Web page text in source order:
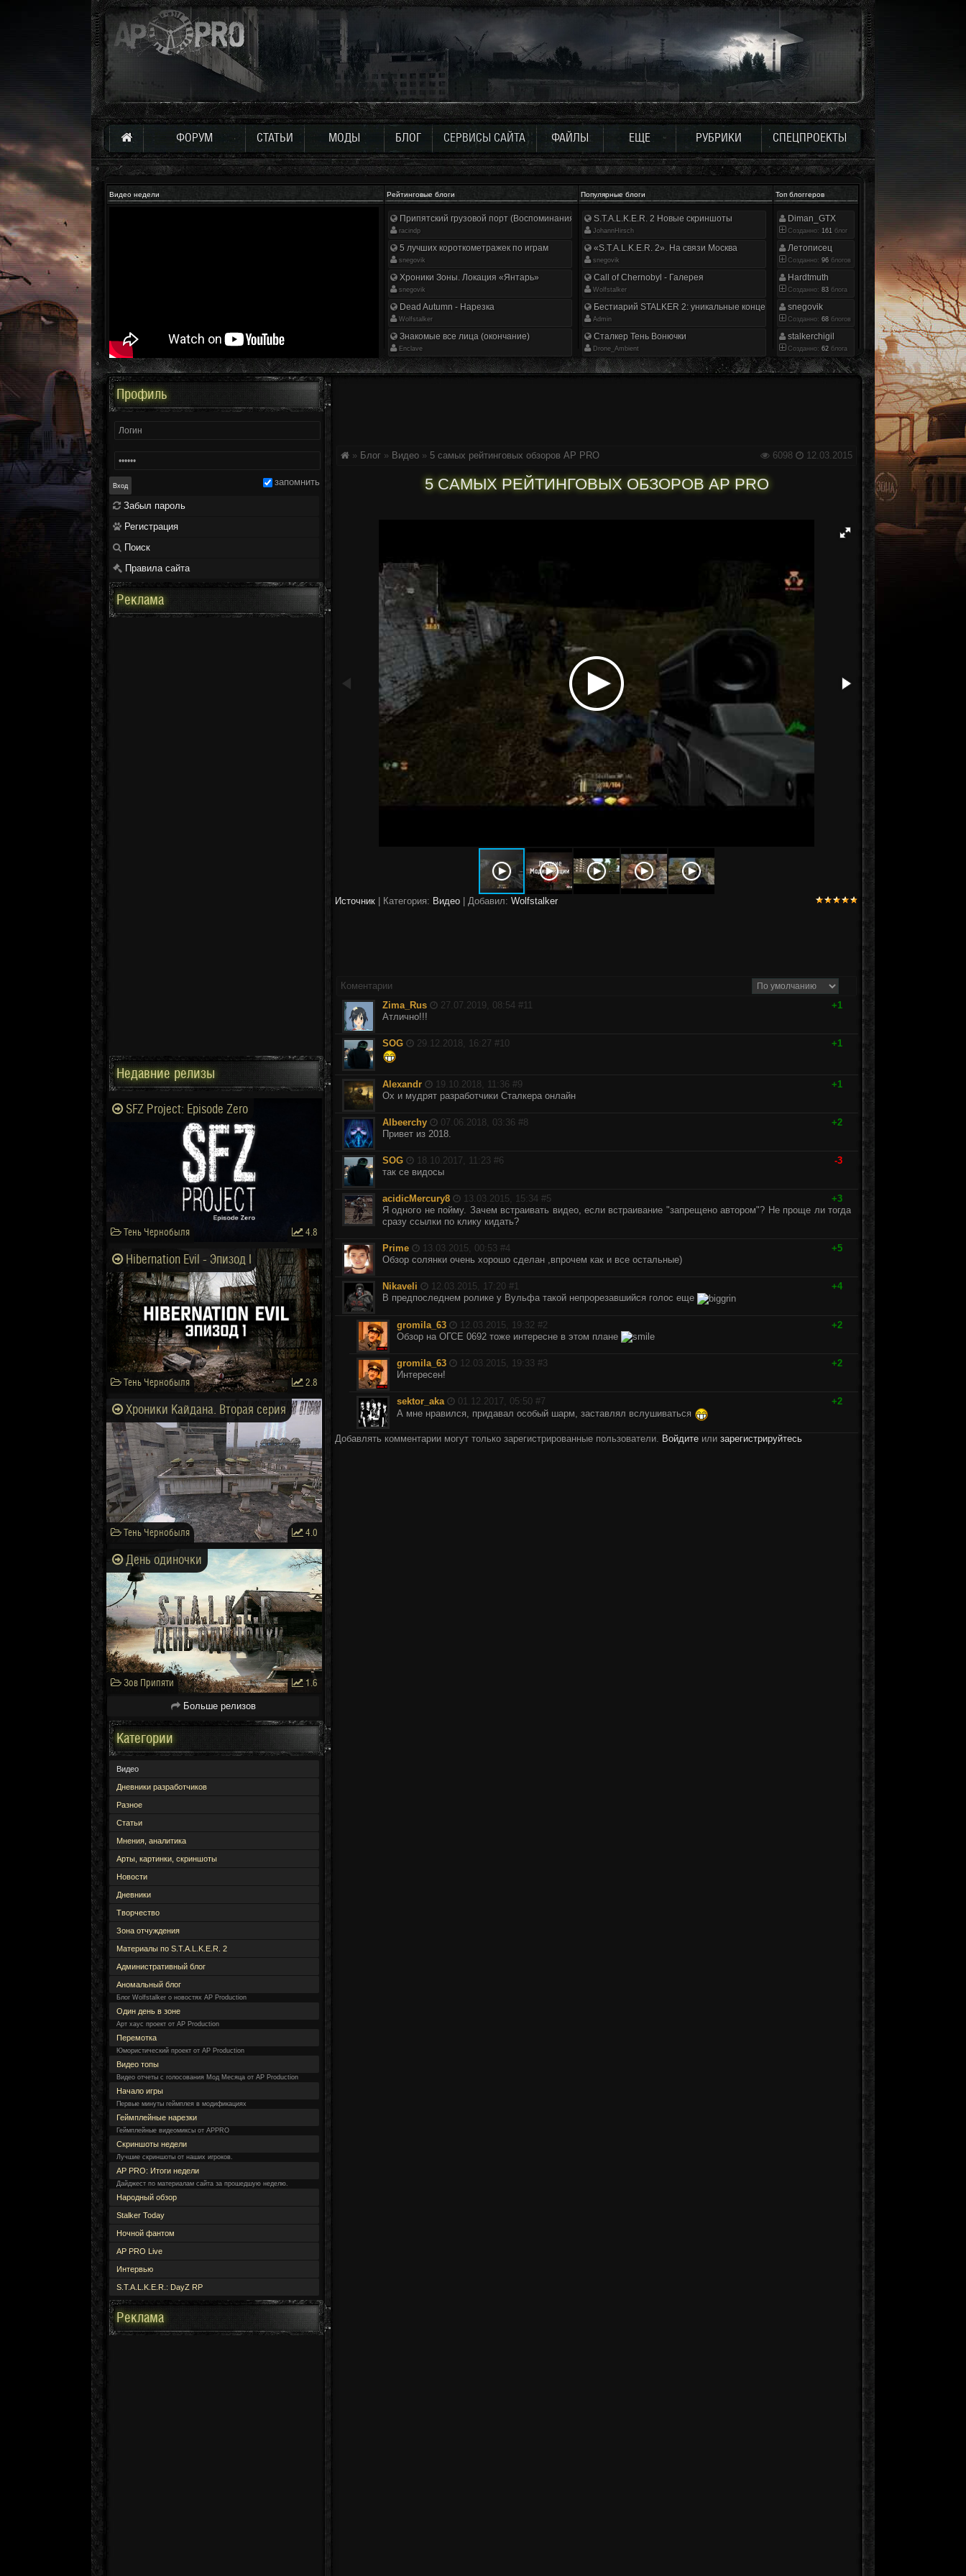
ФОРУМ СТАТЬИ МОДЫ БЛОГ СЕРВИСЫ САЙТА ФАЙЛЫ ЕЩЕ РУБРИКИ СПЕЦПРОЕКТЫ
Видео недели Рейтинговые блоги Популярные блоги Топ блоггеров
Припятский грузовой порт (Воспоминания ликвидатора)
racindp
5 лучших короткометражек по играм
snegovik
Хроники Зоны. Локация «Янтарь»
snegovik
Dead Autumn - Нарезка
Wolfstalker
Знакомые все лица (окончание)
Enclave
S.T.A.L.K.E.R. 2 Новые скриншоты
JohannHirsch
«S.T.A.L.K.E.R. 2». На связи Москва
snegovik
Call of Chernobyl - Галерея
Wolfstalker
Бестиарий STALKER 2: уникальные концепт-арты
Аdmin
Сталкер Тень Вонючки
Drone_Ambient
Diman_GTX
Созданно: 161 блог
Летописец
Созданно: 96 блогов
Hardtmuth
Созданно: 83 блога
snegovik
Созданно: 68 блогов
stalkerchigil
Созданно: 62 блога
6098 12.03.2015
» Блог » Видео » 5 самых рейтинговых обзоров AP PRO
5 САМЫХ РЕЙТИНГОВЫХ ОБЗОРОВ AP PRO
Источник Категория: Видео | Добавил: Wolfstalker
Коментарии
Zima_Rus
27.07.2019, 08:54 #11
+1
Атлично!!!
SOG 29.12.2018, 16:27 #10 +1
Alexandr 19.10.2018, 11:36 #9
+1
Ох и мудрят разработчики Сталкера онлайн
Albeerchy 07.06.2018, 03:36 #8
+2
Привет из 2018.
SOG 18.10.2017, 11:23 #6
-3
так се видосы
acidicMercury8 13.03.2015, 15:34 #5
+3
Я одного не пойму. Зачем встраивать видео, если встраивание "запрещено автором"? Не проще ли тогда
сразу ссылки по клику кидать?
Prime 13.03.2015, 00:53 #4
+5
Обзор солянки очень хорошо сделан ,впрочем как и все остальные)
Nikaveli 12.03.2015, 17:20 #1
+4
В предпоследнем ролике у Вульфа такой непрорезавшийся голос еще
gromila_63 12.03.2015, 19:32 #2
+2
Обзор на ОГСЕ 0692 тоже интересне в этом плане
gromila_63 12.03.2015, 19:33 #3
+2
Интересен!
sektor_aka 01.12.2017, 05:50 #7
+2
А мне нравился, придавал особый шарм, заставлял вслушиваться
Добавлять комментарии могут только зарегистрированные пользователи. Войдите или зарегистрируйтесь
Профиль
запомнить
Забыл пароль
Регистрация
Поиск
Правила сайта
Реклама
Недавние релизы
SFZ Project: Episode Zero
Тень Чернобыля 4.8
Hibernation Evil - Эпизод I
Тень Чернобыля 2.8
Хроники Кайдана. Вторая серия
Тень Чернобыля 4.0
День одиночки
Зов Припяти 1.6
Больше релизов
Категории
Видео
Дневники разработчиков
Разное
Статьи
Мнения, аналитика
Арты, картинки, скриншоты
Новости
Дневники
Творчество
Зона отчуждения
Материалы по S.T.A.L.K.E.R. 2
Административный блог
Аномальный блог
Блог Wolfstalker о новостях AP Production
Один день в зоне
Арт хаус проект от AP Production
Перемотка
Юмористический проект от AP Production
Видео топы
Видео отчеты с голосования Мод Месяца от AP Production
Начало игры
Первые минуты геймплея в модификациях
Геймплейные нарезки
Геймплейные видеомиксы от APPRO
Скриншоты недели
Лучшие скриншоты от наших игроков.
AP PRO: Итоги недели
Дайджест по материалам сайта за прошедшую неделю.
Народный обзор
Stalker Today
Ночной фантом
AP PRO Live
Интервью
S.T.A.L.K.E.R.: DayZ RP
Реклама